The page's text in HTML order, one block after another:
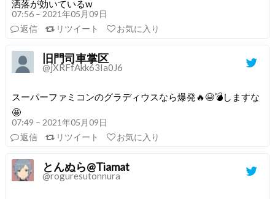
洒落が効いているw
07:56 – 2021年05月09日
返信
リツイート お気に入り
旧門司車掌区
@jXRFfAkk63Ia0J6
スーパーファミコンのグラディウスなら爆発🔥😭💣しますな
🤩
07:49 – 2021年05月09日
返信
リツイート お気に入り
とんぬら@Tiamat
@roguresutonnura